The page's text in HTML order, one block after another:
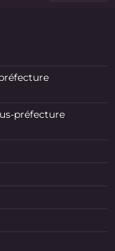
préfecture